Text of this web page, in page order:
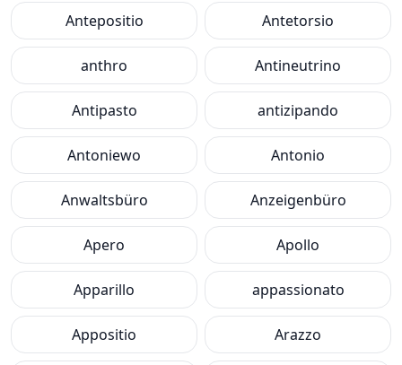
Antepositio Antetorsio
anthro Antineutrino
Antipasto antizipando
Antoniewo Antonio
Anwaltsbüro Anzeigenbüro
Apero Apollo
Apparillo appassionato
Appositio Arazzo